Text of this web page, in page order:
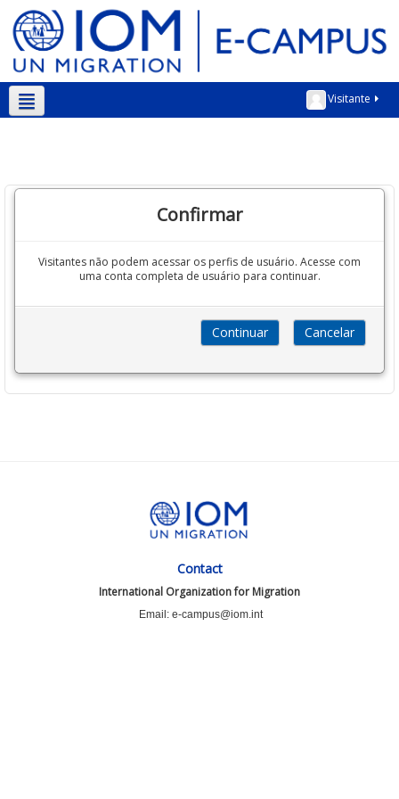
Visitante
Confirmar
Visitantes não podem acessar os perfis de usuário. Acesse com
uma conta completa de usuário para continuar.
Contact
International Organization for Migration
Email: e-campus@iom.int